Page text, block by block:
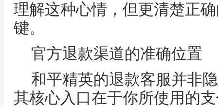
理解这种心情，但更清楚正
键。
官方退款渠道的准确位置
和平精英的退款客服并非
其核心入口在于你所使用的